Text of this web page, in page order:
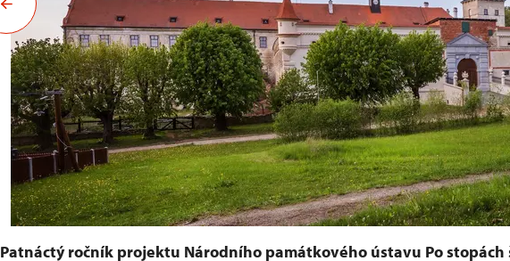
Patnáctý ročník projektu Národního památkového ústavu Po stopách